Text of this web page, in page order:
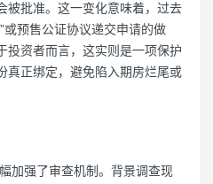
被批准。这一变化意味着，过去
或预售公证协议递交申请的做
投资者而言，这实则是一项保护
正绑定，避免陷入期房烂尾或
加强了审查机制。背景调查现